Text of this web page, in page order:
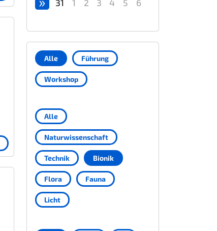
31 1 2 3 4 5 6
Alle Führung
Workshop
Alle
Naturwissenschaft
Technik Bionik
Flora Fauna
Licht